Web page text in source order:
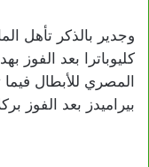
وجدير بالذكر تأهل
كليوباترا بعد
المصري للأبطال
بيراميدز بعد الفوز